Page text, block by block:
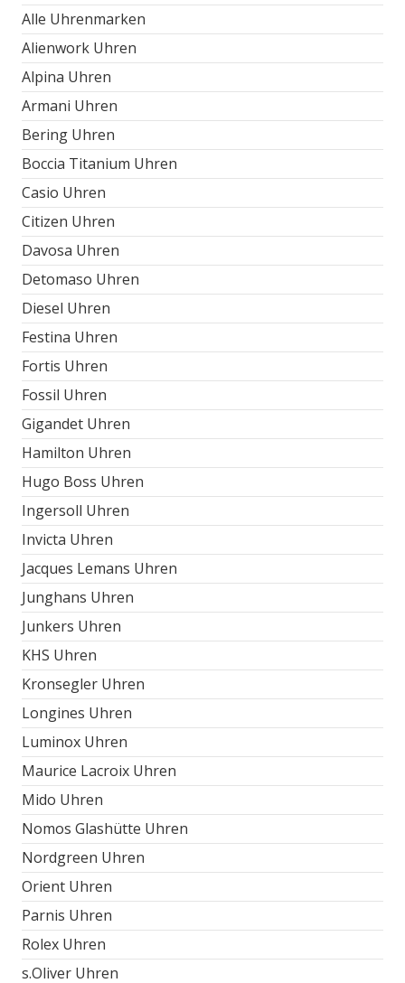
Alle Uhrenmarken
Alienwork Uhren
Alpina Uhren
Armani Uhren
Bering Uhren
Boccia Titanium Uhren
Casio Uhren
Citizen Uhren
Davosa Uhren
Detomaso Uhren
Diesel Uhren
Festina Uhren
Fortis Uhren
Fossil Uhren
Gigandet Uhren
Hamilton Uhren
Hugo Boss Uhren
Ingersoll Uhren
Invicta Uhren
Jacques Lemans Uhren
Junghans Uhren
Junkers Uhren
KHS Uhren
Kronsegler Uhren
Longines Uhren
Luminox Uhren
Maurice Lacroix Uhren
Mido Uhren
Nomos Glashütte Uhren
Nordgreen Uhren
Orient Uhren
Parnis Uhren
Rolex Uhren
s.Oliver Uhren